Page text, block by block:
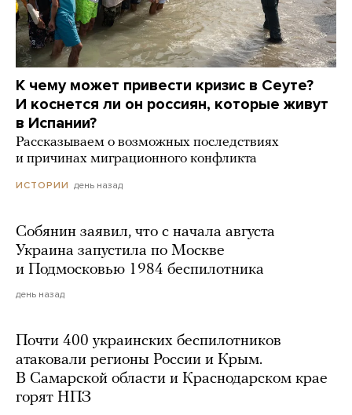
К чему может привести кризис в Сеуте?
И коснется ли он россиян, которые живут
в Испании?
Рассказываем о возможных последствиях
и причинах миграционного конфликта
ИСТОРИИ день назад
Собянин заявил, что с начала августа
Украина запустила по Москве
и Подмосковью 1984 беспилотника
день назад
Почти 400 украинских беспилотников
атаковали регионы России и Крым.
В Самарской области и Краснодарском крае
горят НПЗ